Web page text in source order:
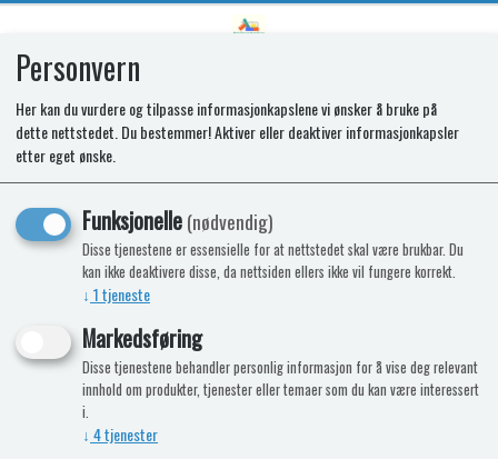
SPARES KIT- HANDLE.ARC.
BRUSHED SS.390mmctr. 430mm
long.HiQual
Personvern
Her kan du vurdere og tilpasse informasjonkapslene vi ønsker å bruke på
dette nettstedet. Du bestemmer! Aktiver eller deaktiver informasjonkapsler
etter eget ønske.
Funksjonelle(nødvendig)
Disse tjenestene er essensielle for at nettstedet skal være brukbar. Du
kan ikke deaktivere disse, da nettsiden ellers ikke vil fungere korrekt.
↓ 1tjeneste
Markedsføring
Disse tjenestene behandler personlig informasjon for å vise deg relevant
innhold om produkter, tjenester eller temaer som du kan være interessert
i.
↓ 4tjenester